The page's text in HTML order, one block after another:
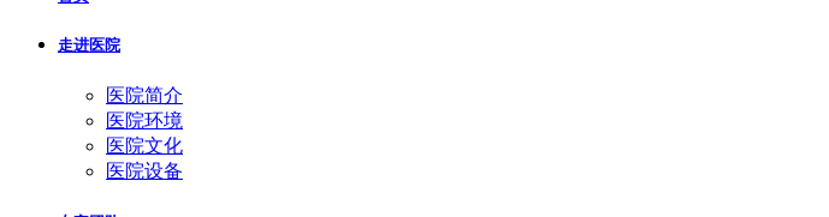
走进医院
医院简介
医院环境
医院文化
医院设备